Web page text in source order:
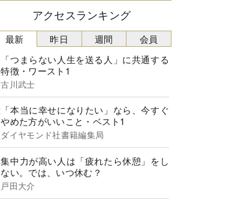
アクセスランキング
最新
「つまらない人生を送る人」に共通する
特徴・ワースト1
古川武士
「本当に幸せになりたい」なら、今すぐ
やめた方がいいこと・ベスト1
ダイヤモンド社書籍編集局
集中力が高い人は「疲れたら休憩」をし
ない。では、いつ休む？
戸田大介
昨日 週間 会員